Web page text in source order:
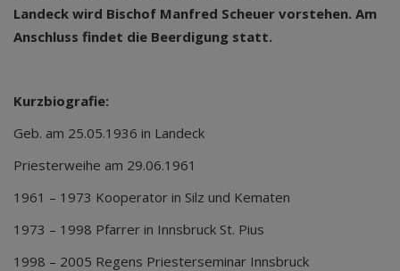
Landeck wird Bischof Manfred Scheuer vorstehen. Am
Anschluss findet die Beerdigung statt.
Kurzbiografie:
Geb. am 25.05.1936 in Landeck
Priesterweihe am 29.06.1961
1961 – 1973 Kooperator in Silz und Kematen
1973 – 1998 Pfarrer in Innsbruck St. Pius
1998 – 2005 Regens Priesterseminar Innsbruck